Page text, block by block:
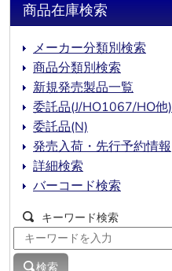
商品在庫検索
メーカー分類別検索
商品分類別検索
新規発売製品一覧
委託品(J/HO1067/HO他)
委託品(N)
発売入荷・先行予約情報
詳細検索
バーコード検索
キーワード検索
検索